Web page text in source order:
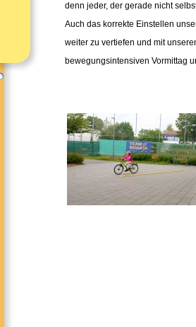
denn jeder, der gerade nicht
Auch das korrekte Einstellen
weiter zu vertiefen und mit
bewegungsintensiven Vormittag